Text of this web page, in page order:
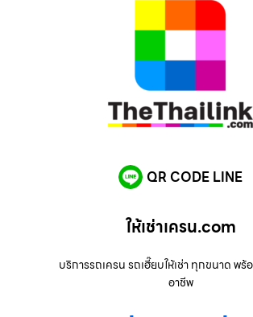
QR CODE LINE
ให้เช่าเครน.com
บริการรถเครน รถเฮี๊ยบให้เช่า ทุกขนาด พ
อาชีพ